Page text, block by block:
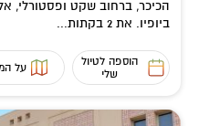
הכיכר, ברחוב שקט ופסטורלי,
ביופיו. את 2 בקתות...
הוספה לטיול
שלי
על